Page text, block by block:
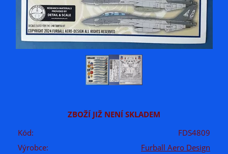
ZBOŽÍ JIŽ NENÍ SKLADEM
Kód:
FDS4809
Výrobce:
Furball Aero Design